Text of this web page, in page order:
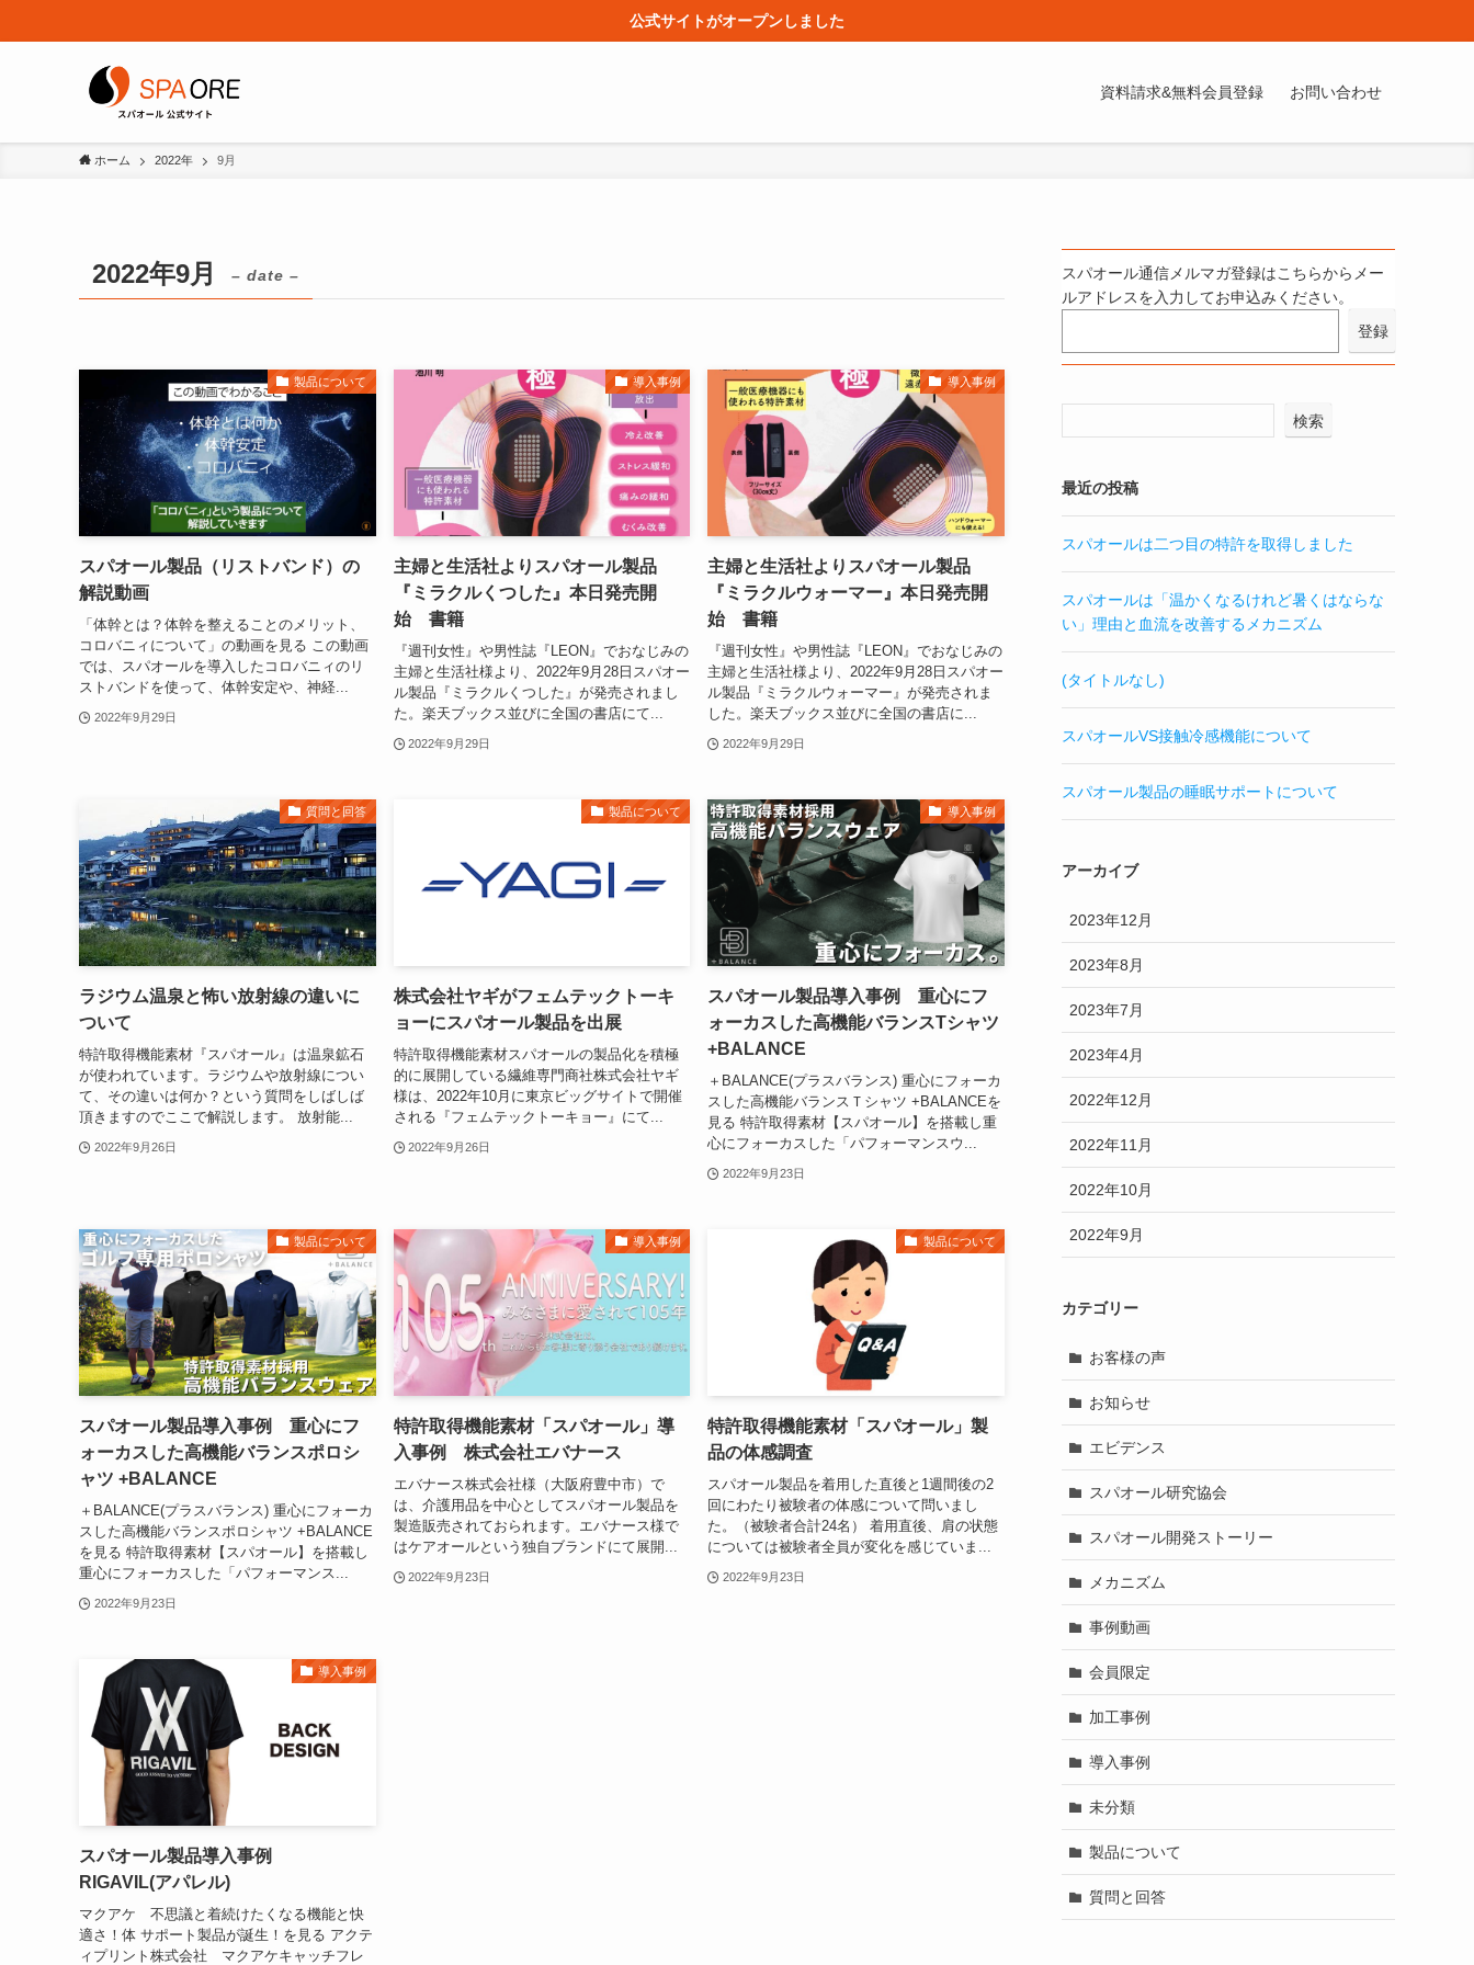
公式サイトがオープンしました
資料請求&無料会員登録 お問い合わせ
ホーム 2022年 9月
2022年9月 – date –
製品について
スパオール製品（リストバンド）の
解説動画
「体幹とは？体幹を整えることのメリット、
コロバニィについて」の動画を見る この動画
では、スパオールを導入したコロバニィのリ
ストバンドを使って、体幹安定や、神経...
2022年9月29日
導入事例
主婦と生活社よりスパオール製品
『ミラクルくつした』本日発売開
始 書籍
『週刊女性』や男性誌『LEON』でおなじみの
主婦と生活社様より、2022年9月28日スパオー
ル製品『ミラクルくつした』が発売されまし
た。楽天ブックス並びに全国の書店にて...
2022年9月29日
導入事例
主婦と生活社よりスパオール製品
『ミラクルウォーマー』本日発売開
始 書籍
『週刊女性』や男性誌『LEON』でおなじみの
主婦と生活社様より、2022年9月28日スパオー
ル製品『ミラクルウォーマー』が発売されま
した。楽天ブックス並びに全国の書店に...
2022年9月29日
質問と回答
ラジウム温泉と怖い放射線の違いに
ついて
特許取得機能素材『スパオール』は温泉鉱石
が使われています。ラジウムや放射線につい
て、その違いは何か？という質問をしばしば
頂きますのでここで解説します。 放射能...
2022年9月26日
製品について
株式会社ヤギがフェムテックトーキ
ョーにスパオール製品を出展
特許取得機能素材スパオールの製品化を積極
的に展開している繊維専門商社株式会社ヤギ
様は、2022年10月に東京ビッグサイトで開催
される『フェムテックトーキョー』にて...
2022年9月26日
導入事例
スパオール製品導入事例 重心にフ
ォーカスした高機能バランスTシャツ
+BALANCE
＋BALANCE(プラスバランス) 重心にフォーカ
スした高機能バランスＴシャツ +BALANCEを
見る 特許取得素材【スパオール】を搭載し重
心にフォーカスした「パフォーマンスウ...
2022年9月23日
製品について
スパオール製品導入事例 重心にフ
ォーカスした高機能バランスポロシ
ャツ +BALANCE
＋BALANCE(プラスバランス) 重心にフォーカ
スした高機能バランスポロシャツ +BALANCE
を見る 特許取得素材【スパオール】を搭載し
重心にフォーカスした「パフォーマンス...
2022年9月23日
導入事例
特許取得機能素材「スパオール」導
入事例 株式会社エバナース
エバナース株式会社様（大阪府豊中市）で
は、介護用品を中心としてスパオール製品を
製造販売されておられます。エバナース様で
はケアオールという独自ブランドにて展開...
2022年9月23日
製品について
特許取得機能素材「スパオール」製
品の体感調査
スパオール製品を着用した直後と1週間後の2
回にわたり被験者の体感について問いまし
た。（被験者合計24名） 着用直後、肩の状態
については被験者全員が変化を感じていま...
2022年9月23日
導入事例
スパオール製品導入事例
RIGAVIL(アパレル)
マクアケ 不思議と着続けたくなる機能と快
適さ！体 サポート製品が誕生！を見る アクテ
ィプリント株式会社 マクアケキャッチフレ
スパオール通信メルマガ登録はこちらからメー
ルアドレスを入力してお申込みください。
検索
最近の投稿
スパオールは二つ目の特許を取得しました
スパオールは「温かくなるけれど暑くはならな
い」理由と血流を改善するメカニズム
(タイトルなし)
スパオールVS接触冷感機能について
スパオール製品の睡眠サポートについて
アーカイブ
2023年12月
2023年8月
2023年7月
2023年4月
2022年12月
2022年11月
2022年10月
2022年9月
カテゴリー
お客様の声
お知らせ
エビデンス
スパオール研究協会
スパオール開発ストーリー
メカニズム
事例動画
会員限定
加工事例
導入事例
未分類
製品について
質問と回答